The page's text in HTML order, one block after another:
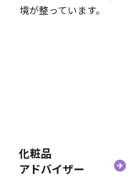
境が整っています。
化粧品
アドバイザー